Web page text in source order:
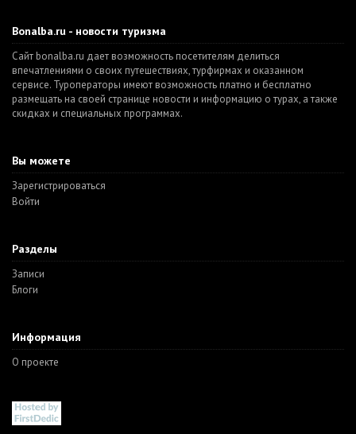
Bonalba.ru - новости туризма
Сайт bonalba.ru дает возможность посетителям делиться
впечатлениями о своих путешествиях, турфирмах и оказанном
сервисе. Туроператоры имеют возможность платно и бесплатно
размещать на своей странице новости и информацию о турах, а также
скидках и специальных программах.
Вы можете
Зарегистрироваться
Войти
Разделы
Записи
Блоги
Информация
О проекте